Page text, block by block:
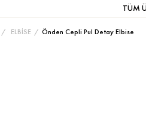
TÜM
ELBİSE Önden Cepli Pul Detay Elbise